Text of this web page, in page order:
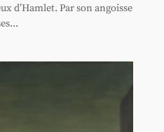
d’Hamlet. Par son angoisse